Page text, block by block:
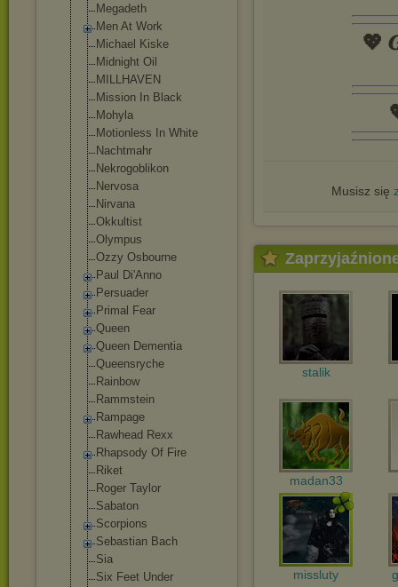
Megadeth
Men At Work
Michael Kiske
Midnight Oil
MILLHAVEN
Mission In Black
Mohyla
Motionless In White
Nachtmahr
Nekrogoblikon
Nervosa
Nirvana
Okkultist
Olympus
Ozzy Osbourne
Paul Di'Anno
Persuader
Primal Fear
Queen
Queen Dementia
Queensryche
Rainbow
Rammstein
Rampage
Rawhead Rexx
Rhapsody Of Fire
Riket
Roger Taylor
Sabaton
Scorpions
Sebastian Bach
Sia
Six Feet Under
💖
Musisz się
stalik
madan33
missluty